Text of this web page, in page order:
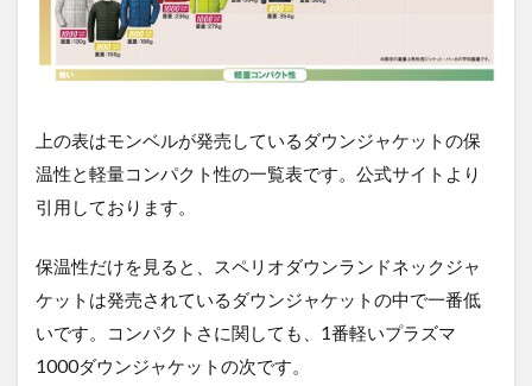
上の表はモンベルが発売しているダウンジャケットの保
温性と軽量コンパクト性の一覧表です。公式サイトより
引用しております。
保温性だけを見ると、スペリオダウンランドネックジャ
ケットは発売されているダウンジャケットの中で一番低
いです。コンパクトさに関しても、1番軽いプラズマ
1000ダウンジャケットの次です。